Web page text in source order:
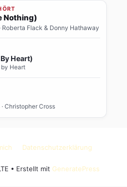
Nothing)
· Roberta Flack & Donny Hathaway
Heart)
by Heart
· Christopher Cross
Datenschutzerklärung
• Erstellt mit GeneratePress